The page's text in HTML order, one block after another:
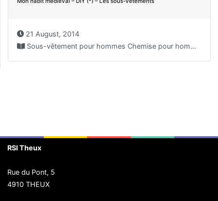
21 August, 2014
Sous-vêtement pour hommes Chemise pour hommes Patron de la...
RSI Theux
Rue du Pont, 5
4910 THEUX